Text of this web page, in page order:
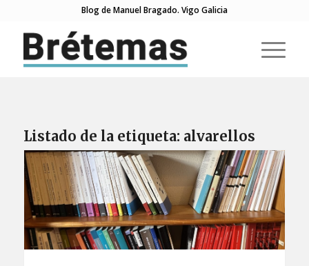
Blog de Manuel Bragado. Vigo Galicia
Listado de la etiqueta: alvarellos